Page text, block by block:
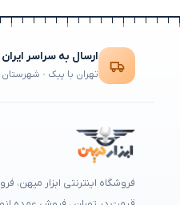
ارسال به سراسر ایران
تهران با پیک ·
فروشگاه اینترنتی ابزار میهن،